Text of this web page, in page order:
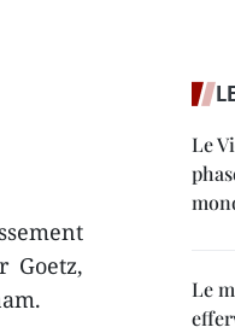
Goetz,
Le
Le